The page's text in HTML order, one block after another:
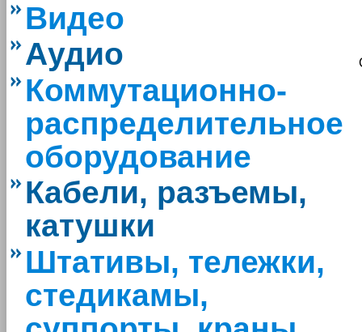
Видео
Аудио
Коммутационно-
распределительное
оборудование
Кабели, разъемы,
катушки
Штативы, тележки,
стедикамы,